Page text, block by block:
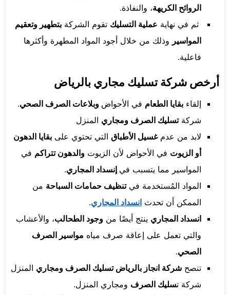
الروائح الكريهة، والنفاذة.
ثم في نهاية عملية التسليك تقوم الشركة بتطهير وتعقيم
المواسير وذلك من خلال أجود المواد المطهرة وأكثرها
فاعلية.
أرخص شركة تسليك مجاري بالرياض
إلقاء بقايا الطعام في الأحواض وبلاعات الصرف الصحي.
شركةتسليك الصرف ومجاري المنزل
لابد من عدمغسيل الأطباق التي تحتوي على بقايا الدهون
أو الزيوت في الأحواض لأن الزيوت والدهون تتراكم في
المواسير مما يتسبب في إنسداد المجاري.
المواد المُستخدمة فيتنظيف حمامات السباحة من
الممكن أن تحدث انسداد المجاري.
انسداد المجاري ينتج أيضًا من وجود الطحالب، والأعشاب
والتي تعمل على إعاقة صرف مياه مواسير الصرف
الصحي.
تنصح شركة انجاز بالرياض تسليك الصرف ومجاري المنزل
شركة تسليك الصرف ومجاري المنزل.